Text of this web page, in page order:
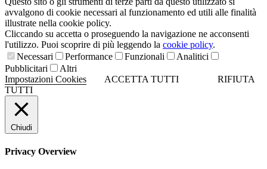
avvalgono di cookie necessari al funzionamento ed utili alle finalità
illustrate nella cookie policy.
Cliccando su accetta o proseguendo la navigazione ne acconsenti
l'utilizzo. Puoi scoprire di più leggendo la cookie policy.
Necessari
Performance Funzionali
Analitici
Pubblicitari
Altri
Impostazioni Cookies
ACCETTA TUTTI
RIFIUTA
TUTTI
Chiudi
Privacy Overview